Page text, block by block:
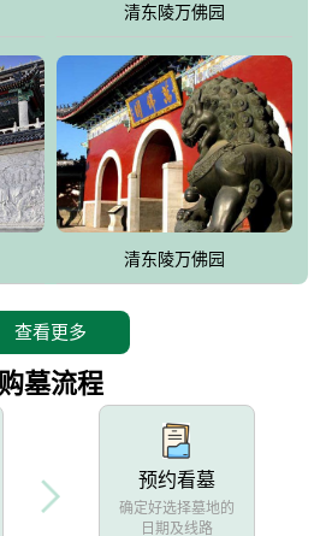
目前完成投资近12亿元人民币，园区采
文化遗产地清东陵的和谐统一，在园
建设的有机融合，充分发挥独一无二
林，建设旅游景观、寺庙、酒店等综
，使企业的多元化经营项目相互依
率达90%。
；主体建筑金宝塔，墓位容量8万个，
为客户提供墓碑设计制作服务、特色
清东陵万佛园
清东陵万佛园
查看更多
购墓流程
预约看墓
确定好选择墓地的
日期及线路